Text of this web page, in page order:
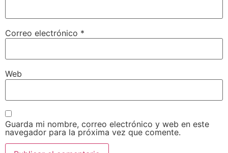
Correo electrónico *
Web
Guarda mi nombre, correo electrónico y web en este
navegador para la próxima vez que comente.